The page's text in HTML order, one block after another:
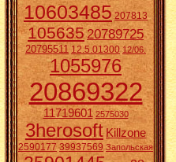
10603485 207813
10563520789725
20795511 12.5.01300 12/06.
1055976
20869322
11719601 2575030
3herosoft Killzone
2590177 39937569 Запольская